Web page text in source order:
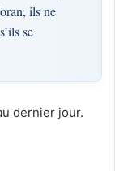
ils ne
se
dernier jour.